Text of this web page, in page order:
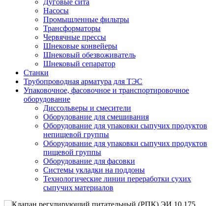
Насосы
Промышленные фильтры
Трансформаторы
Червячные прессы
Шнековые конвейеры
Шнековый обезвоживатель
Шнековый сепаратор
Станки
Трубопроводная арматура для ТЭС
Упаковочное, фасовочное и транспортировочное
оборудование
Диссольверы и смесители
Оборудование для смешивания
Оборудование для упаковки сыпучих продуктов
непищевой группы
Оборудование для упаковки сыпучих продуктов
пищевой группы
Оборудование для фасовки
Системы укладки на поддоны
Технологические линии переработки сухих
сыпучих материалов